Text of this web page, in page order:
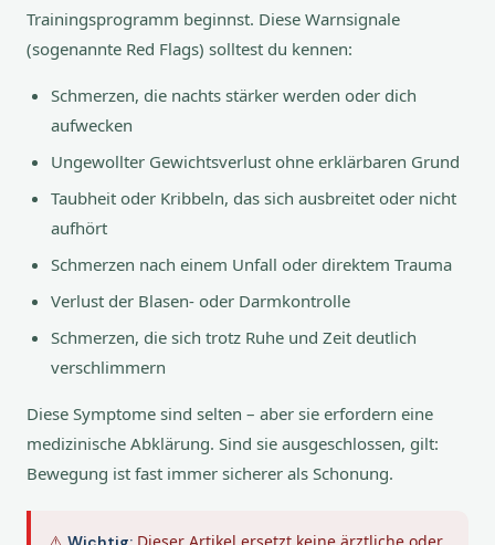
Trainingsprogramm beginnst. Diese Warnsignale
(sogenannte Red Flags) solltest du kennen:
Schmerzen, die nachts stärker werden oder dich
aufwecken
Ungewollter Gewichtsverlust ohne erklärbaren Grund
Taubheit oder Kribbeln, das sich ausbreitet oder nicht
aufhört
Schmerzen nach einem Unfall oder direktem Trauma
Verlust der Blasen- oder Darmkontrolle
Schmerzen, die sich trotz Ruhe und Zeit deutlich
verschlimmern
Diese Symptome sind selten – aber sie erfordern eine
medizinische Abklärung. Sind sie ausgeschlossen, gilt:
Bewegung ist fast immer sicherer als Schonung.